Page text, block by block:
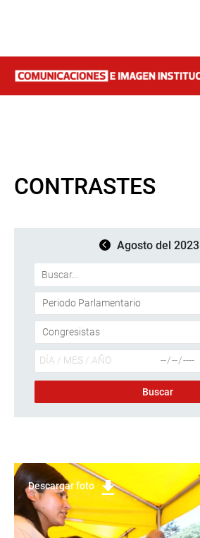
CONTRASTES
Agosto del 2023
Descargar foto